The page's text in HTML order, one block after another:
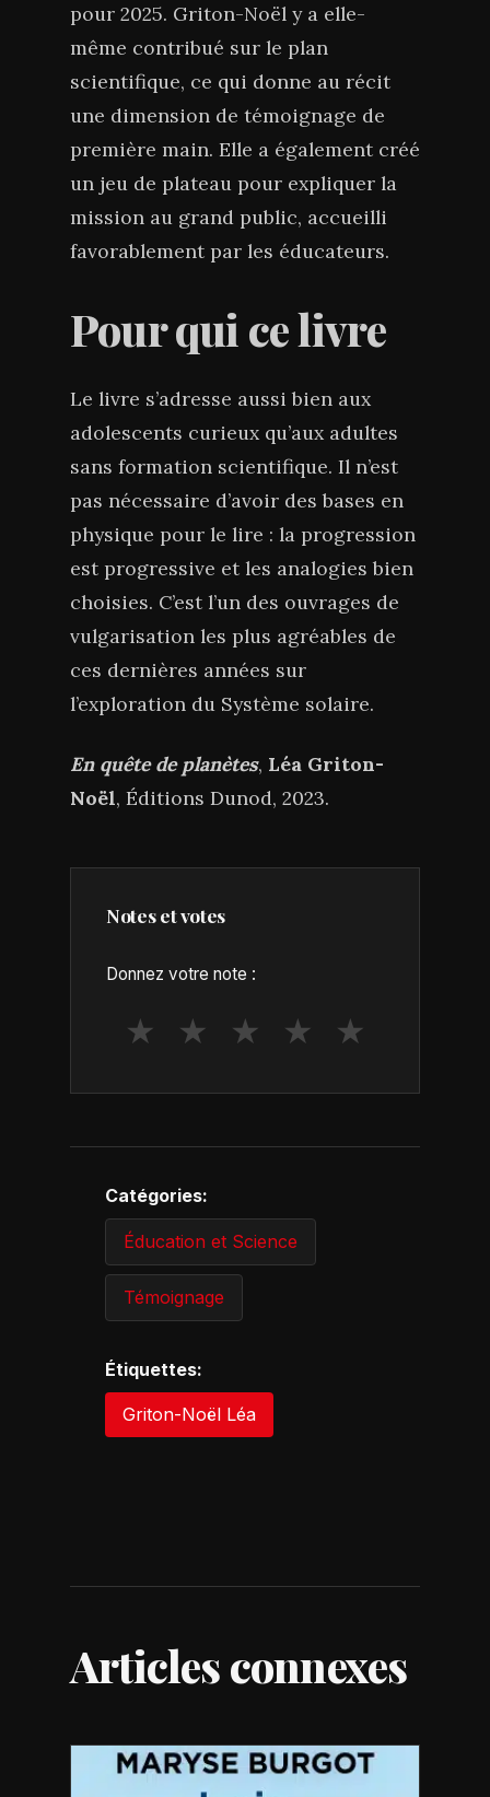
pour 2025. Griton-Noël y a elle-
même contribué sur le plan
scientifique, ce qui donne au récit
une dimension de témoignage de
première main. Elle a également créé
un jeu de plateau pour expliquer la
mission au grand public, accueilli
favorablement par les éducateurs.
Pour qui ce livre
Le livre s’adresse aussi bien aux
adolescents curieux qu’aux adultes
sans formation scientifique. Il n’est
pas nécessaire d’avoir des bases en
physique pour le lire : la progression
est progressive et les analogies bien
choisies. C’est l’un des ouvrages de
vulgarisation les plus agréables de
ces dernières années sur
l’exploration du Système solaire.
En quête de planètes, Léa Griton-
Noël, Éditions Dunod, 2023.
Notes et votes
Donnez votre note :
★ ★ ★ ★ ★
Catégories:
Éducation et Science
Témoignage
Étiquettes:
Griton-Noël Léa
Articles connexes